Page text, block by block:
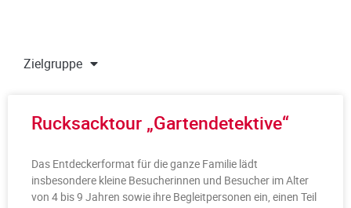
Zielgruppe
Rucksacktour „Gartendetektive“
Das Entdeckerformat für die ganze Familie lädt
insbesondere kleine Besucherinnen und Besucher im Alter
von 4 bis 9 Jahren sowie ihre Begleitpersonen ein, einen Teil